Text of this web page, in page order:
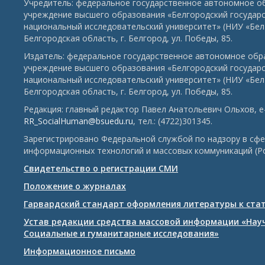
Учредитель: федеральное государственное автономное
учреждение высшего образования «Белгородский
национальный исследовательский университет» (НИУ
Белгородская область, г. Белгород, ул. Победы, 85.
Издатель: федеральное государственное автономное
учреждение высшего образования «Белгородский
национальный исследовательский университет» (НИУ
Белгородская область, г. Белгород, ул. Победы, 85.
Редакция: главный редактор Павел Анатольевич Ольхов,
RR_SocialHuman@bsuedu.ru, тел.: (4722)301345.
Зарегистрировано Федеральной службой по надзору в
информационных технологий и массовых коммуникаций
Свидетельство о регистрации СМИ
Положение о журналах
Гарвардский стандарт оформления литературы к
Устав редакции средства массовой информации
Социальные и гуманитарные исследования»
Информационное письмо